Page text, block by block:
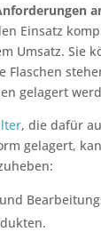
Einsatz
Umsatz. Sie
Flaschen
gelagert
, die dafür
gelagert,